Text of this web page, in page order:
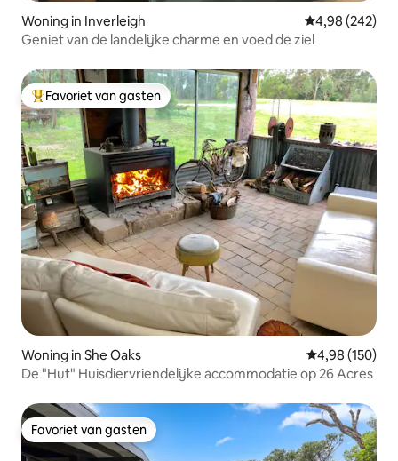
Woning in Inverleigh Gemiddelde
4,98 (242)
Geniet van de landelijke charme en voed de ziel
Topfavoriet van gasten
Favoriet van gasten
Woning in She Oaks Gemiddelde
4,98 (150)
De "Hut" Huisdiervriendelijke accommodatie op 26 Acres
Favoriet van gasten
Favoriet van gasten